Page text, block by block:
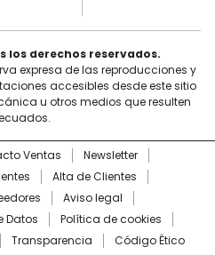
los derechos reservados.
expresa de las reproducciones y
accesibles desde este sitio
u otros medios que resulten
Ventas
Newsletter
Alta de Clientes
Aviso legal
Datos
Política de cookies
Transparencia Código Ético